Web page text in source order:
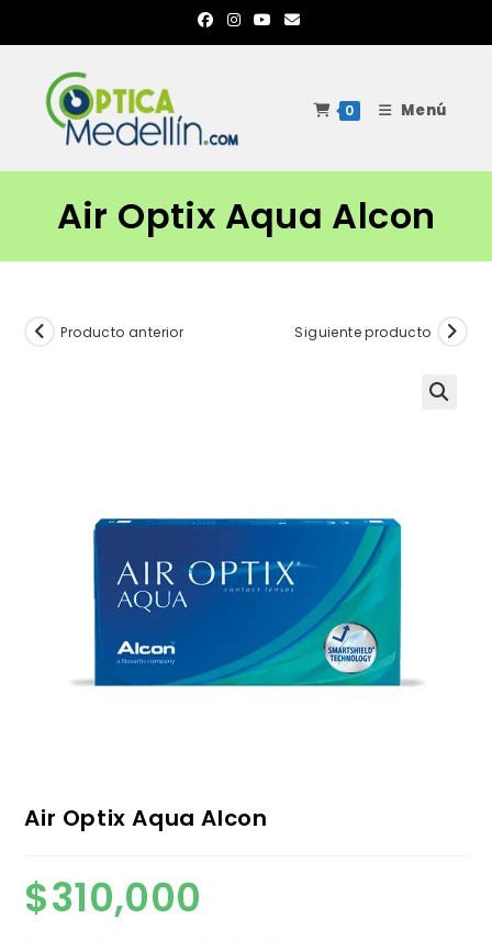
al
contenido
0 Menú
Air Optix Aqua Alcon
Producto anterior Siguiente producto
Air Optix Aqua Alcon
$310,000